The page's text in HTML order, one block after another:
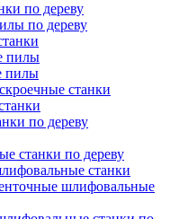
по дереву
по дереву
пилы
пилы
станки
по дереву
станки по дереву
станки
шлифовальные